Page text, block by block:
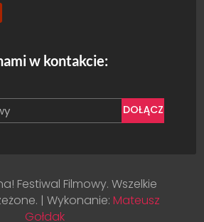
w kontakcie:
DOŁĄCZ
Festiwal Filmowy. Wszelkie
| Wykonanie: Mateusz
Gołdak